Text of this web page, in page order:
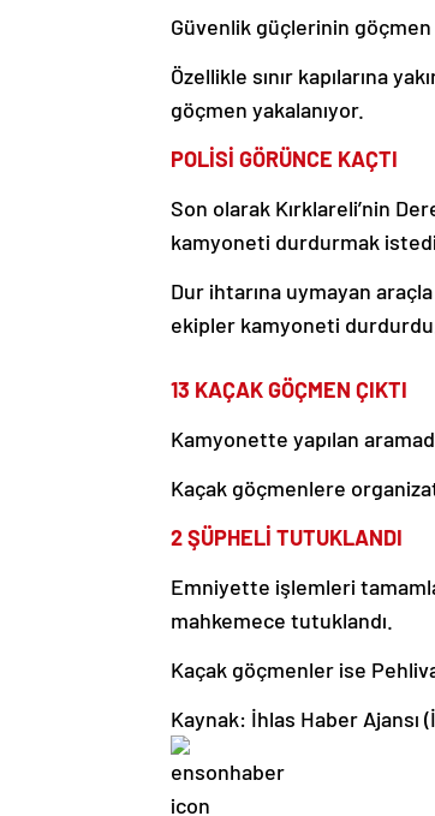
Güvenlik güçlerinin göçmen
Özellikle sınır kapılarına
göçmen yakalanıyor.
POLİSİ GÖRÜNCE KAÇTI
Son olarak Kırklareli’nin
kamyoneti durdurmak
Dur ihtarına uymayan
ekipler kamyoneti
13 KAÇAK GÖÇMEN ÇIKTI
Kamyonette yapılan
Kaçak göçmenlere
2 ŞÜPHELİ TUTUKLANDI
Emniyette işlemleri
mahkemece tutuklandı.
Kaçak göçmenler ise
Kaynak: İhlas Haber Ajansı